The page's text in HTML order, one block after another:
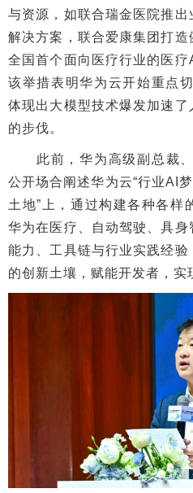
与资源，如联合瑞金医院推出
解决方案，联合爱康集团打
全国首个面向医疗行业的医疗
该举措表明华为云开始重点
体现出大模型技术爆发加速
的步伐。
此前，华为高级副总裁、
公开场合阐述华为云“行业AI
土地”上，通过构建各种各样
华为在医疗、自动驾驶、具
能力、工具链与行业实践经
的创新土壤，赋能开发者，实